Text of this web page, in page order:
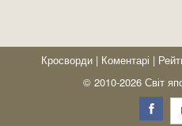
Кросворди | Коментарі |
© 2010-2026 Світ